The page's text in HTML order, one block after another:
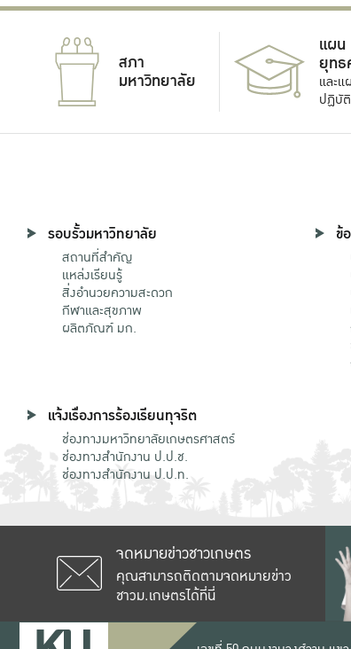
สภา
มหาวิทยาลัย
แผน
ยุทธ
และแ
ปฏิบั
รอบรั้วมหาวิทยาลัย
สถานที่สำคัญ
แหล่งเรียนรู้
สิ่งอำนวยความสะดวก
กีฬาและสุขภาพ
ผลิตภัณฑ์ มก.
ข้
แจ้งเรื่องการร้องเรียนทุจริต
ช่องทางมหาวิทยาลัยเกษตรศาสตร์
ช่องทางสำนักงาน ป.ป.ช.
ช่องทางสำนักงาน ป.ป.ท.
จดหมายข่าวชาวเกษตร
คุณสามารถติดตามจดหมายข่าว
ชาวม.เกษตรได้ที่นี่